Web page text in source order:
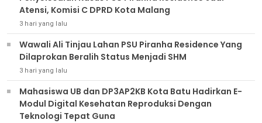
Atensi, Komisi C DPRD Kota Malang
3 hari yang lalu
Wawali Ali Tinjau Lahan PSU Piranha Residence Yang
Dilaprokan Beralih Status Menjadi SHM
3 hari yang lalu
Mahasiswa UB dan DP3AP2KB Kota Batu Hadirkan E-
Modul Digital Kesehatan Reproduksi Dengan
Teknologi Tepat Guna